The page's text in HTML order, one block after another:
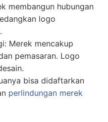
membangun hubungan
logo
Merek mencakup
pemasaran. Logo
bisa didaftarkan
perlindungan merek